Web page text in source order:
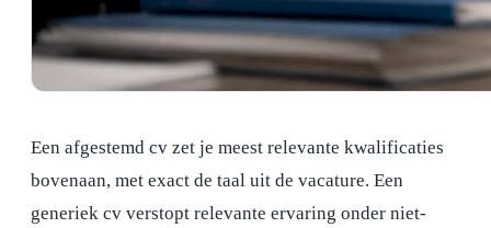
Een afgestemd cv zet je meest relevante kwalificaties
bovenaan, met exact de taal uit de vacature. Een
generiek cv verstopt relevante ervaring onder niet-